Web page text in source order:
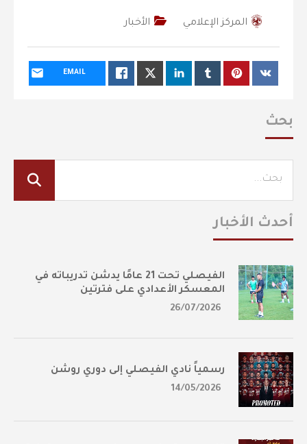
المركز الإعلامي الأخبار
EMAIL
بحث
أحدث الأخبار
الفيصلي تحت 21 عامًا يدشن تدريباته في
المعسكر الأعدادي على فترتين
26/07/2026
رسمياً نادي الفيصلي إلى دوري روشن
14/05/2026